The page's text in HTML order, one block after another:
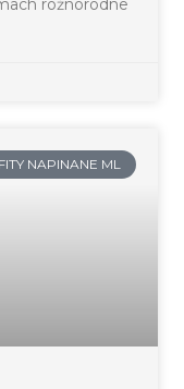
różnorodne
NAPINANE ML